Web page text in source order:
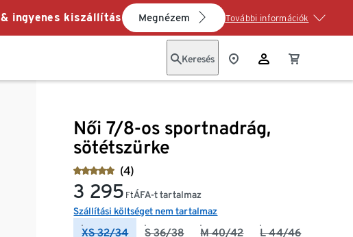
ingyenes kiszállítás Megnézem További információk
Keresés
Női 7/8-os sportnadrág,
sötétszürke
(4)
3 295 FtÁFA-t tartalmaz
Szállítási költséget nem tartalmaz
XS 32/34 S 36/38 M 40/42 L 44/46